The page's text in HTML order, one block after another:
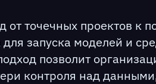
точечных проектов к
запуска моделей и
позволит
контроля над